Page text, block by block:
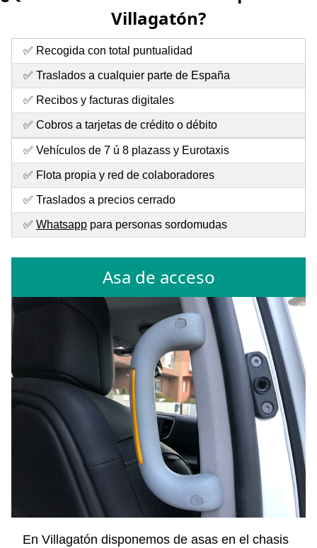
Villagatón?
✅ Recogida con total puntualidad
✅ Traslados a cualquier parte de España
✅ Recibos y facturas digitales
✅ Cobros a tarjetas de crédito o débito
✅ Vehículos de 7 ú 8 plazass y Eurotaxis
✅ Flota propia y red de colaboradores
✅ Traslados a precios cerrado
✅ Whatsapp para personas sordomudas
Asa de acceso
En Villagatón disponemos de asas en el chasis